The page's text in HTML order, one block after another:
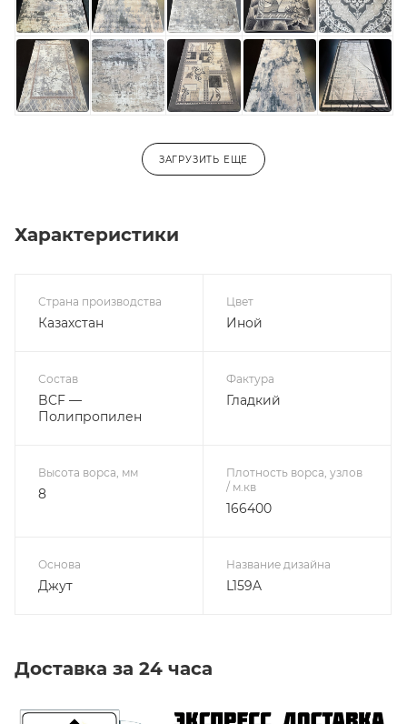
ЗАГРУЗИТЬ ЕЩЕ
Характеристики
Страна производства
Казахстан
Цвет
Иной
Состав
BCF —
Полипропилен
Фактура
Гладкий
Высота ворса, мм
8
Плотность ворса, узлов
/ м.кв
166400
Основа
Джут
Название дизайна
L159A
Доставка за 24 часа